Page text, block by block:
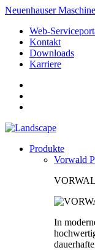
Neuenhauser
Web-
Kontakt
Downloads
Karriere
Produkte
Vorwald
In